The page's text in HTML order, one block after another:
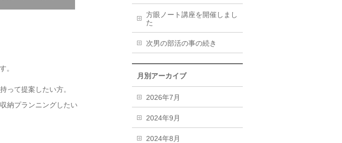
。
って提案したい方。
納プランニングしたい
方眼ノート講座を開催しまし
た
次男の部活の事の続き
月別アーカイブ
2026年7月
2024年9月
2024年8月